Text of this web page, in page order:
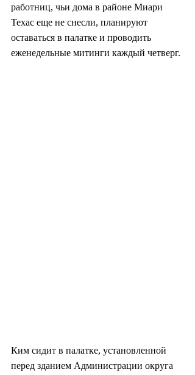
работниц, чьи дома в районе Миари
Техас еще не снесли, планируют
оставаться в палатке и проводить
еженедельные митинги каждый четверг.
Ким сидит в палатке, установленной
перед зданием Администрации округа